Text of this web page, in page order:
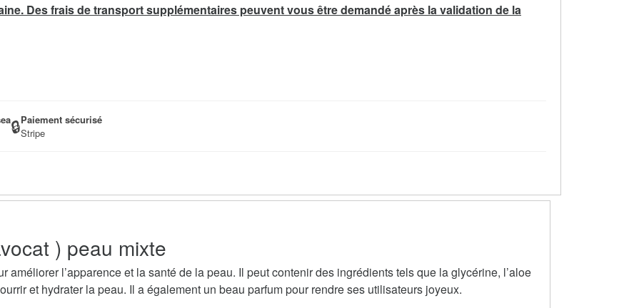
Des frais de transport supplémentaires peuvent vous être demandé après la validation de la
🔒Paiement sécurisé
Stripe
) peau mixte
améliorer l’apparence et la santé de la peau. Il peut contenir des ingrédients tels que la glycérine, l’aloe
et hydrater la peau. Il a également un beau parfum pour rendre ses utilisateurs joyeux.